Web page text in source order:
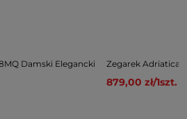
Damski Elegancki Zegarek Adriatica
879,00 zł/1szt.